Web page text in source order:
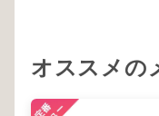
オススメの